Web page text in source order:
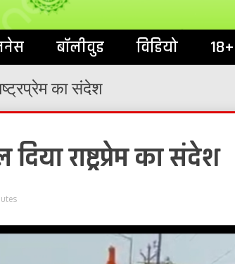
बॉलीवुड विडियो 18+
का संदेश
राष्ट्रप्रेम का संदेश